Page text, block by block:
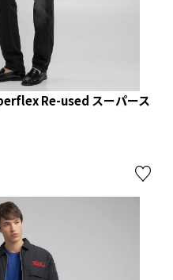
Re-used スーパース